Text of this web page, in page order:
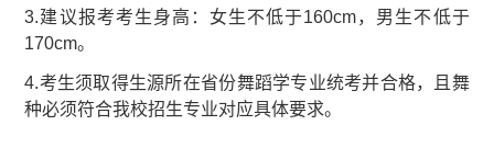
3.建议报考考生身高：女生不低于160cm，男生不低于
170cm。
4.考生须取得生源所在省份舞蹈学专业统考并合格，且舞
种必须符合我校招生专业对应具体要求。